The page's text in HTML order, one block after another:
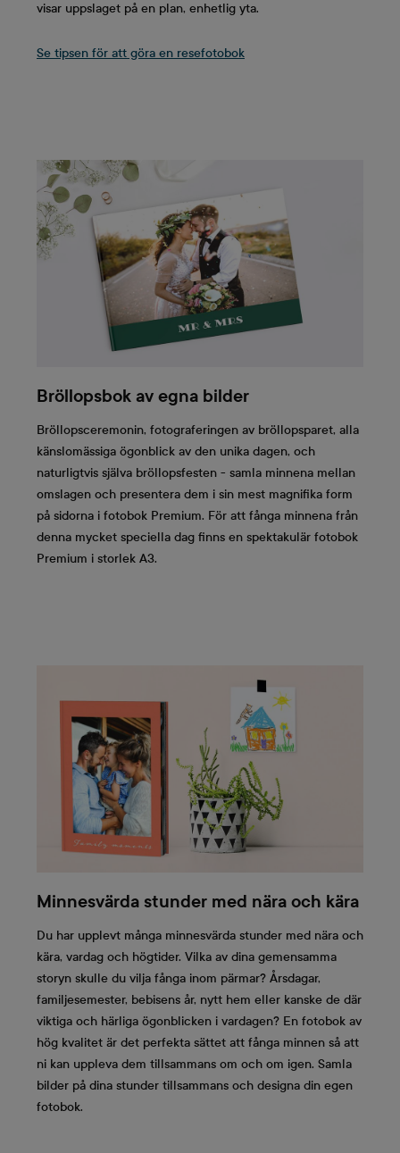
visar uppslaget på en plan, enhetlig yta.
Se tipsen för att göra en resefotobok
Bröllopsbok av egna bilder
Bröllopsceremonin, fotograferingen av bröllopsparet, alla
känslomässiga ögonblick av den unika dagen, och
naturligtvis själva bröllopsfesten - samla minnena mellan
omslagen och presentera dem i sin mest magnifika form
på sidorna i fotobok Premium. För att fånga minnena från
denna mycket speciella dag finns en spektakulär fotobok
Premium i storlek A3.
Minnesvärda stunder med nära och kära
Du har upplevt många minnesvärda stunder med nära och
kära, vardag och högtider. Vilka av dina gemensamma
storyn skulle du vilja fånga inom pärmar? Årsdagar,
familjesemester, bebisens år, nytt hem eller kanske de där
viktiga och härliga ögonblicken i vardagen? En fotobok av
hög kvalitet är det perfekta sättet att fånga minnen så att
ni kan uppleva dem tillsammans om och om igen. Samla
bilder på dina stunder tillsammans och designa din egen
fotobok.